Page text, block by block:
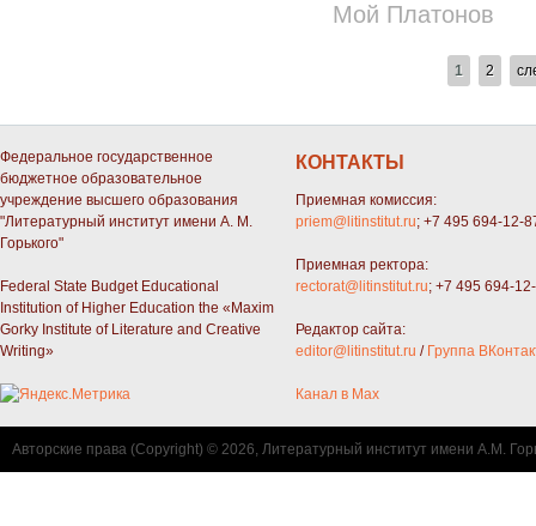
Мой Платонов
1 2
Федеральное государственное
бюджетное образовательное
учреждение высшего образования
"Литературный институт имени А. М.
Горького"
Federal State Budget Educational
Institution of Higher Education the «Maxim
Gorky Institute of Literature and Creative
Writing»
КОНТАКТЫ
Приемная комиссия:
priem@litinstitut.ru; +7 495 694-12-
Приемная ректора:
rectorat@litinstitut.ru; +7 495 694-
Редактор сайта:
editor@litinstitut.ru / Группа
Канал в Max
Авторские права (Copyright) © 2026, Литературный институт имени А.М.